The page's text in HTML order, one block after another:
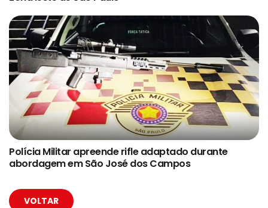
Polícia Militar apreende rifle adaptado durante
abordagem em São José dos Campos
VOLTAR